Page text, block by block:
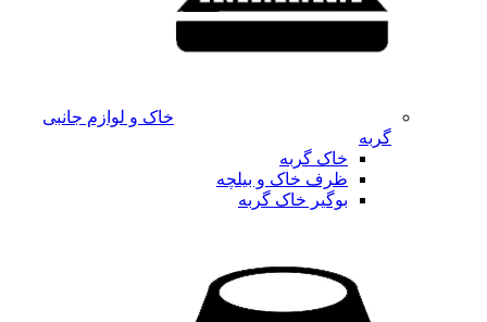
خاک و لوازم جانبی
گربه
خاک گربه
ظرف خاک و بیلچه
بوگیر خاک گربه